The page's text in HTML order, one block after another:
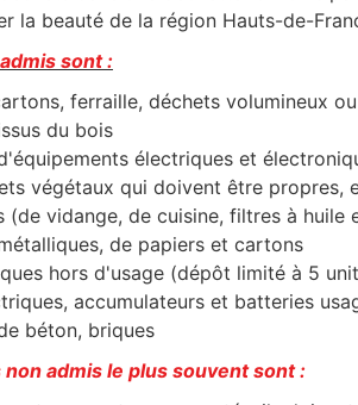
la beauté de la région Hauts-de-
sont :
ferraille, déchets volumineux
du bois
électriques et
végétaux qui doivent être propres,
(de vidange, de cuisine, filtres à huile
de papiers et cartons
hors d'usage (dépôt limité à 5
accumulateurs et batteries
béton, briques
admis le plus souvent sont :